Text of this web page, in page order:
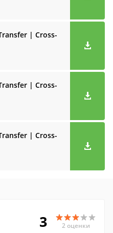
| Cross-
| Cross-
| Cross-
3 2 оценки